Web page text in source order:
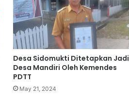
Desa Sidomukti Ditetapkan Jadi
Desa Mandiri Oleh Kemendes
PDTT
May 21, 2024